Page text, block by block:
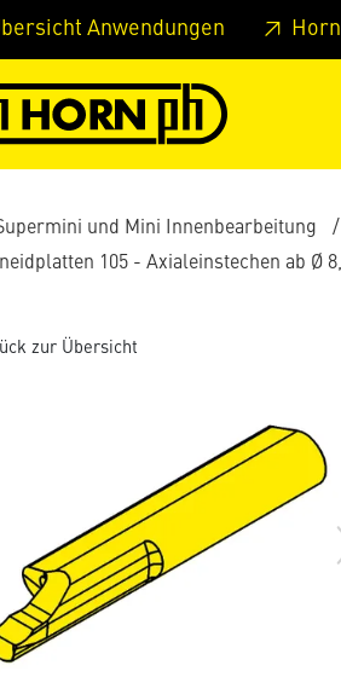
Springe zum Header Springe
Anwendungen
und Mini Innenbearbeitung
105 - Axialeinstechen ab Ø
zur Übersicht